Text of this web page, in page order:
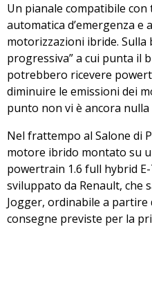
Un pianale compatibile
automatica d’emergenza e
motorizzazioni ibride. Sulla
progressiva” a cui punta il
potrebbero ricevere
diminuire le emissioni dei
punto non vi è ancora
Nel frattempo al Salone di
motore ibrido montato su
powertrain 1.6 full hybrid
sviluppato da Renault, che
Jogger, ordinabile a partire
consegne previste per la